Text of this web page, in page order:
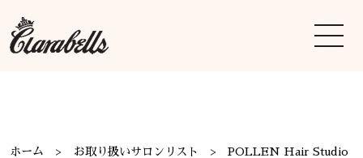
ホーム お取り扱いサロンリスト POLLEN Hair Studio